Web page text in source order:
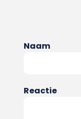
Naam
Reactie